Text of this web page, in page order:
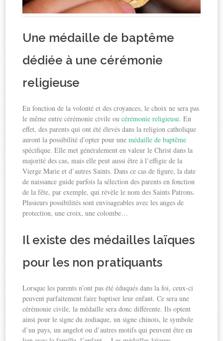
Une médaille de baptême
dédiée à une cérémonie
religieuse
En fonction de la volonté et des croyances, le choix ne sera pas
le même entre cérémonie civile oucérémonie religieuse. En
effet, des parents qui ont été élevés dans la religion catholique
auront la possibilité d’opter pour unemédaille de baptême
spécifique. Elle met généralement en valeur le Christ dans la
majorité des cas, mais elle peut aussi être à l’effigie de la
Vierge Marie et d’autres Saints. Dans ce cas de figure, la date
de naissance guide parfois la sélection des parents en fonction
de la fête, par exemple, qui révèle le nom des Saints Patrons.
Plusieurs possibilités sont envisageables avec les anges de
protection, une croix, une colombe…
Il existe des médailles laïques
pour les non pratiquants
Lorsque les parents n’ont pas été éduqués dans la foi, ceux-ci
peuvent parfaitement faire baptiser leur enfant. Ce sera une
cérémonie civile, la médaille sera donc différente. Ils optent
ainsi pour le signe du zodiaque, un signe chinois, le symbole
d’un pays, un angelot ou d’autres motifs qui peuvent être en